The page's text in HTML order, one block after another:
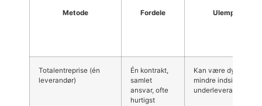
Metode Fordele Ulemper
Totalentreprise (én
leverandør)
Én kontrakt,
samlet
ansvar, ofte
hurtigst
Kan være dyrere;
mindre indsigt i
underleverandører